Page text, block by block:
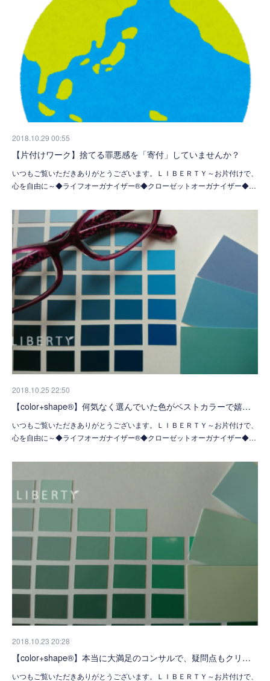
2018.10.29 00:55
【片付けワーク】捨てる罪悪感を「寄付」していませんか？
いつもご覧いただきありがとうございます。ＬＩＢＥＲＴＹ～お片付けで、
心を自由に～◆ライフオーガナイザー®◆クローゼットオーガナイザー◆…
2018.10.25 22:50
【color+shape®】何気なく選んでいた色がベストカラーで嬉…
いつもご覧いただきありがとうございます。ＬＩＢＥＲＴＹ～お片付けで、
心を自由に～◆ライフオーガナイザー®◆クローゼットオーガナイザー◆…
2018.10.23 20:28
【color+shape®】本当に大満足のコンサルで、疑問点もクリ…
いつもご覧いただきありがとうございます。ＬＩＢＥＲＴＹ～お片付けで、